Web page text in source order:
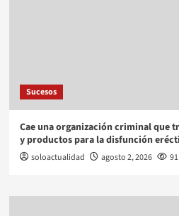
Sucesos
Cae una organización criminal que
y productos para la disfunción
soloactualidad agosto 2, 2026 91